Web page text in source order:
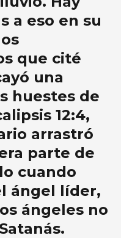
a eso en su
que cité
una
huestes de
12:4,
arrastró
parte de
cuando
ángel líder,
ángeles no